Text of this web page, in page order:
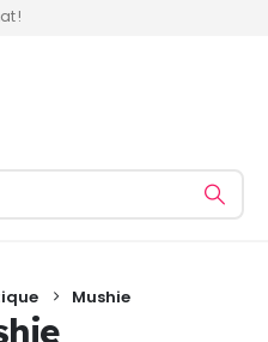
!
Mushie